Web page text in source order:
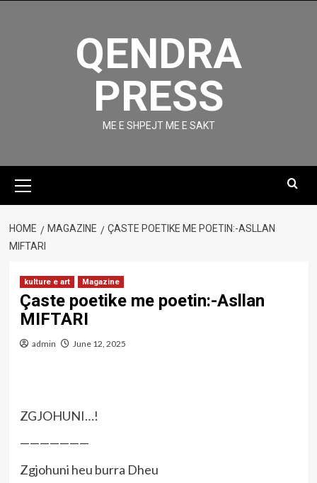
QENDRA
PRESS
ME E SHPEJT ME E SAKT
Menu
HOME MAGAZINE
ÇASTE POETIKE ME POETIN:-ASLLAN
MIFTARI
kulture e art Magazine
Çaste poetike me poetin:-Asllan
MIFTARI
admin June 12, 2025
ZGJOHUNI…!
———————
Zgjohuni heu burra Dheu